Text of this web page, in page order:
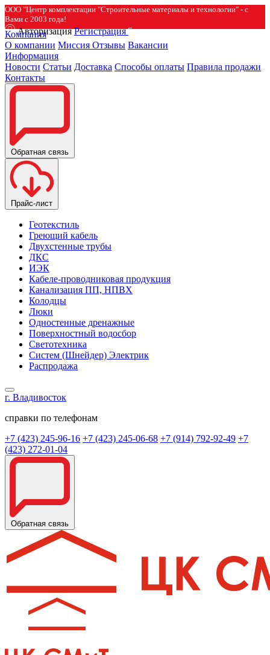
ООО "Центр комплектации "Строительные материалы и технологии" - с
Вами с 2003 года!
Авторизация Регистрация
Компания
О компании Миссия Отзывы Вакансии
Информация
Новости Статьи Доставка Способы оплаты Правила продажи
Контакты
Обратная связь
Прайс-лист
Геотекстиль
Греющий кабель
Двухстенные трубы
ДКС
ИЭК
Кабеле-проводниковая продукция
Канализация ПП, НПВХ
Колодцы
Люки
Одностенные дренажные
Поверхностный водосбор
Светотехника
Систем (Шнейдер) Электрик
Распродажа
г. Владивосток
справки по телефонам
+7 (423) 245-96-16 +7 (423) 245-06-68 +7 (914) 792-92-49 +7
(423) 272-01-04
Обратная связь